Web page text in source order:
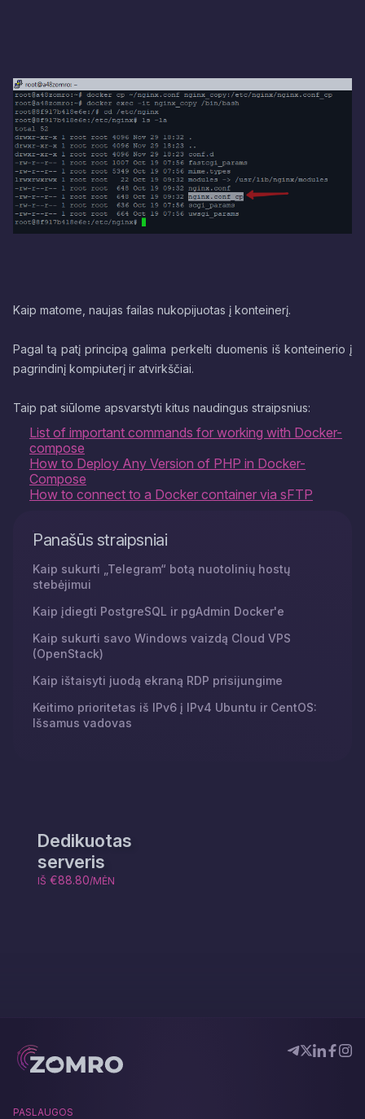
Kaip matome, naujas failas nukopijuotas į konteinerį.
Pagal tą patį principą galima perkelti duomenis iš konteinerio į
pagrindinį kompiuterį ir atvirkščiai.
​​​​​​​Taip pat siūlome apsvarstyti kitus naudingus straipsnius:
List of important commands for working with Docker-
compose
How to Deploy Any Version of PHP in Docker-
Compose
How to connect to a Docker container via sFTP
Panašūs straipsniai
Kaip sukurti „Telegram“ botą nuotolinių hostų
stebėjimui
Kaip įdiegti PostgreSQL ir pgAdmin Docker'e
Kaip sukurti savo Windows vaizdą Cloud VPS
(OpenStack)
Kaip ištaisyti juodą ekraną RDP prisijungime
Keitimo prioritetas iš IPv6 į IPv4 Ubuntu ir CentOS:
Išsamus vadovas
Dedikuotas
serveris
IŠ €88.80/MĖN
PASLAUGOS